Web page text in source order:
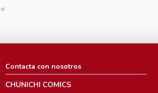
Contacta con nosotros
CHUNICHI COMICS